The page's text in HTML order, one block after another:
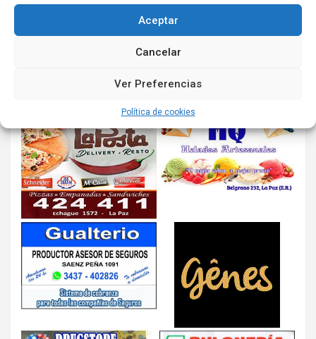
Aceptar
Cancelar
Ver Preferencias
Política de cookies